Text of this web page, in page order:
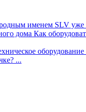
именем SLV уже
дома Как
оборудование
...